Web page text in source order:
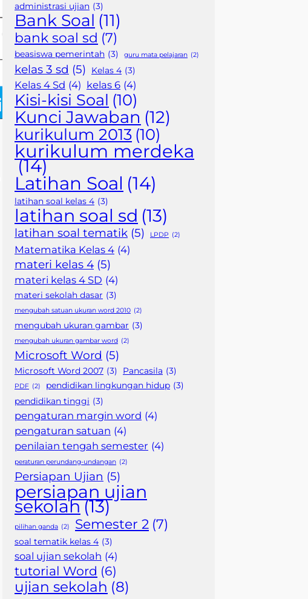
administrasi ujian (3)
Bank Soal (11)
bank soal sd (7)
beasiswa pemerintah (3) guru mata pelajaran (2)
kelas 3 sd (5) Kelas 4 (3)
Kelas 4 Sd (4) kelas 6 (4)
Kisi-kisi Soal (10)
Kunci Jawaban (12)
kurikulum 2013 (10)
kurikulum merdeka
(14)
Latihan Soal (14)
latihan soal kelas 4 (3)
latihan soal sd (13)
latihan soal tematik (5) LPDP (2)
Matematika Kelas 4 (4)
materi kelas 4 (5)
materi kelas 4 SD (4)
materi sekolah dasar (3)
mengubah satuan ukuran word 2010 (2)
mengubah ukuran gambar (3)
mengubah ukuran gambar word (2)
Microsoft Word (5)
Microsoft Word 2007 (3) Pancasila (3)
PDF (2) pendidikan lingkungan hidup (3)
pendidikan tinggi (3)
pengaturan margin word (4)
pengaturan satuan (4)
penilaian tengah semester (4)
peraturan perundang-undangan (2)
Persiapan Ujian (5)
persiapan ujian
sekolah(13)
pilihan ganda (2) Semester 2 (7)
soal tematik kelas 4 (3)
soal ujian sekolah (4)
tutorial Word (6)
ujian sekolah (8)